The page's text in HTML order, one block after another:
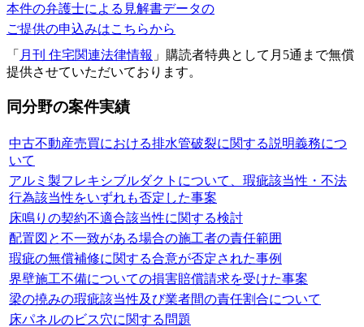
本件の弁護士による見解書データの
ご提供の申込みはこちらから
「 月刊 住宅関連法律情報 」購読者特典として月5通まで無償
提供させていただいております。
同分野の案件実績
中古不動産売買における排水管破裂に関する説明義務につ
いて
アルミ製フレキシブルダクトについて、瑕疵該当性・不法
行為該当性をいずれも否定した事案
床鳴りの契約不適合該当性に関する検討
配置図と不一致がある場合の施工者の責任範囲
瑕疵の無償補修に関する合意が否定された事例
界壁施工不備についての損害賠償請求を受けた事案
梁の撓みの瑕疵該当性及び業者間の責任割合について
床パネルのビス穴に関する問題